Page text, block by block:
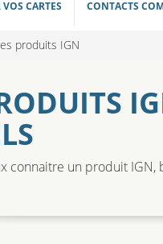
CARTES CONTACTS
produits IGN
connaitre un produit IGN,